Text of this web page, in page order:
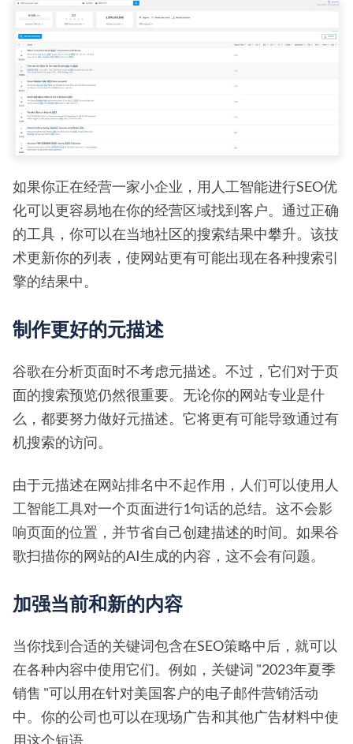
如果你正在经营一家小企业，用人工智能进行SEO优
化可以更容易地在你的经营区域找到客户。通过正确
的工具，你可以在当地社区的搜索结果中攀升。该技
术更新你的列表，使网站更有可能出现在各种搜索引
擎的结果中。
制作更好的元描述
谷歌在分析页面时不考虑元描述。不过，它们对于页
面的搜索预览仍然很重要。无论你的网站专业是什
么，都要努力做好元描述。它将更有可能导致通过有
机搜索的访问。
由于元描述在网站排名中不起作用，人们可以使用人
工智能工具对一个页面进行1句话的总结。这不会影
响页面的位置，并节省自己创建描述的时间。如果谷
歌扫描你的网站的AI生成的内容，这不会有问题。
加强当前和新的内容
当你找到合适的关键词包含在SEO策略中后，就可以
在各种内容中使用它们。例如，关键词 "2023年夏季
销售 "可以用在针对美国客户的电子邮件营销活动
中。你的公司也可以在现场广告和其他广告材料中使
用这个短语。